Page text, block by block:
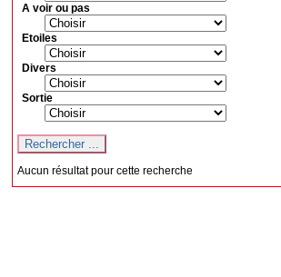
A voir ou pas
Etoiles
Divers
Sortie
Aucun résultat pour cette recherche